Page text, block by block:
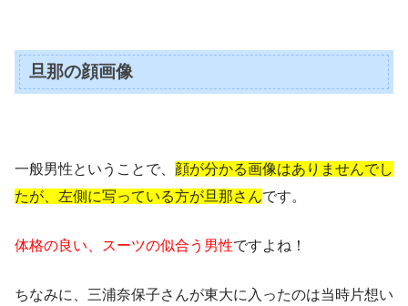
旦那の顔画像
一般男性ということで、 顔が分かる画像はありませんでし
たが、左側に写っている方が旦那さんです。
体格の良い、スーツの似合う男性ですよね！
ちなみに、 三浦奈保子さんが東大に入ったのは当時片想い